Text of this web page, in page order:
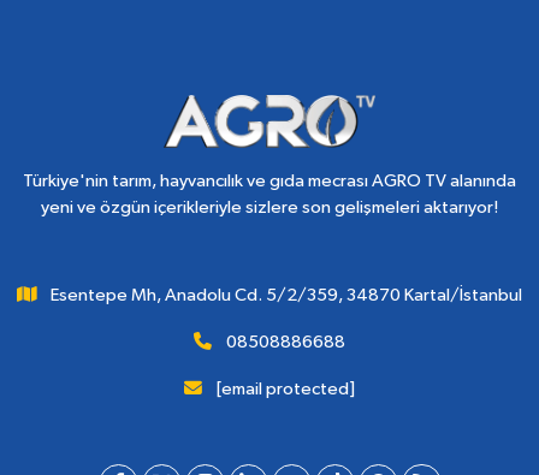
Türkiye'nin tarım, hayvancılık ve gıda mecrası AGRO TV alanında
yeni ve özgün içerikleriyle sizlere son gelişmeleri aktarıyor!
Esentepe Mh, Anadolu Cd. 5/2/359, 34870 Kartal/İstanbul
08508886688
[email protected]